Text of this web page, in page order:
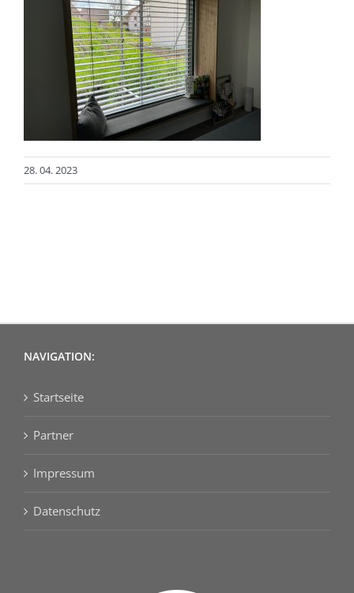
28. 04. 2023
NAVIGATION:
Startseite
Partner
Impressum
Datenschutz